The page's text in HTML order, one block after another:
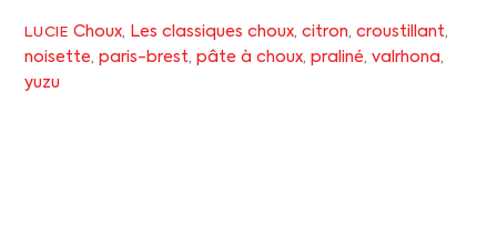
LUCIE Choux, Les classiques choux, citron, croustillant,
noisette,paris-brest,pâte à choux,praliné,valrhona,
yuzu